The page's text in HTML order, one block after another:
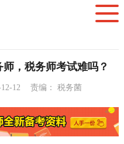
，税务师考试难吗？
12
责编： 税务菌